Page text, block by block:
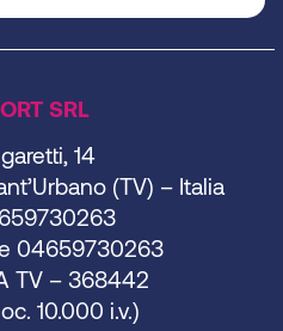
SRL
14
(TV) – Italia
04659730263
TV – 368442
10.000 i.v.)